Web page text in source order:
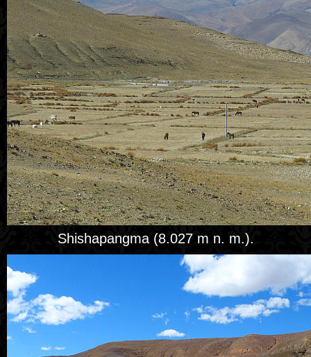
Shishapangma (‎8.027 m n. m.).